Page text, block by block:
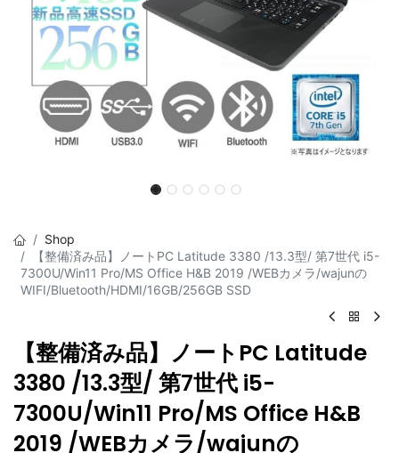
Shop
【整備済み品】ノートPC Latitude 3380 /13.3型/ 第7世代 i5-
7300U/Win11 Pro/MS Office H&B 2019 /WEBカメラ/wajunの
WIFI/Bluetooth/HDMI/16GB/256GB SSD
【整備済み品】ノートPC Latitude
3380 /13.3型/ 第7世代 i5-
7300U/Win11 Pro/MS Office H&B
2019 /WEBカメラ/wajunの